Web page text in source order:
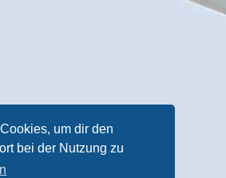
um dir den
bei der Nutzung zu